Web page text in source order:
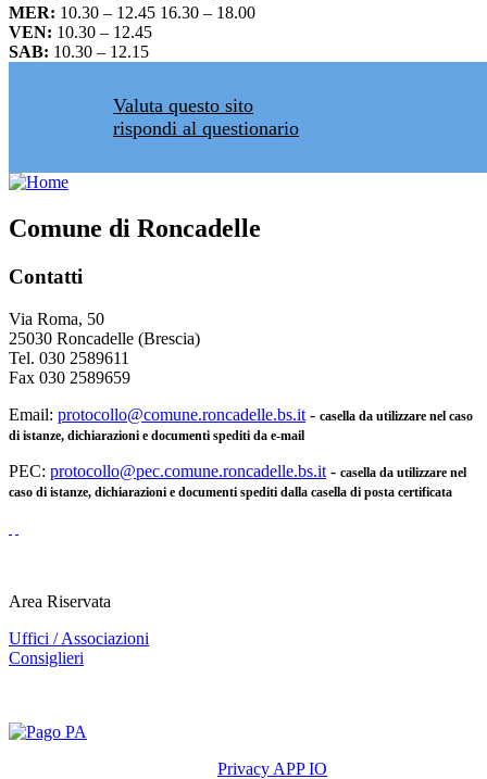
MER: 10.30 – 12.45 16.30 – 18.00
VEN: 10.30 – 12.45
SAB: 10.30 – 12.15
Valuta questo sito
rispondi al questionario
Comune di Roncadelle
Contatti
Via Roma, 50
25030 Roncadelle (Brescia)
Tel. 030 2589611
Fax 030 2589659
Email: protocollo@comune.roncadelle.bs.it - casella da utilizzare nel caso
di istanze, dichiarazioni e documenti spediti da e-mail
PEC: protocollo@pec.comune.roncadelle.bs.it - casella da utilizzare nel
caso di istanze, dichiarazioni e documenti spediti dalla casella di posta certificata
Area Riservata
Uffici / Associazioni
Consiglieri
Privacy APP IO